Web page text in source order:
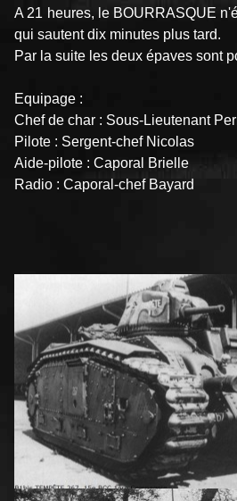
A 21 heures, le BOURRASQUE
qui sautent dix minutes plus tard.
Par la suite les deux épaves sont
Equipage :
Chef de char : Sous-Lieutenant
Pilote : Sergent-chef Nicolas
Aide-pilote : Caporal Brielle
Radio : Caporal-chef Bayard